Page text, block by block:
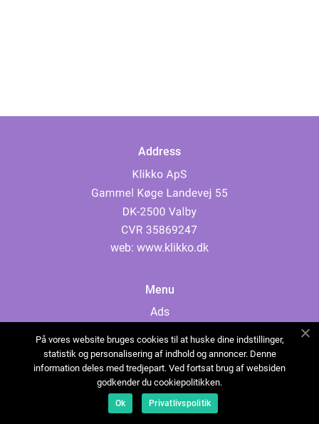
Address
web: www.klikko.dk
Menu
Ads
Cookies
Contact
Sitemap
På vores website bruges cookies til at huske dine indstillinger,
statistik og personalisering af indhold og annoncer. Denne
information deles med tredjepart. Ved fortsat brug af websiden
godkender du cookiepolitikken.
Ok Privatlivspolitik